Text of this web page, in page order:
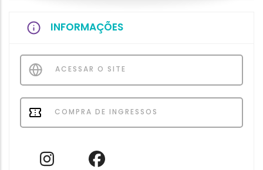
INFORMAÇÕES
ACESSAR O SITE
COMPRA DE INGRESSOS